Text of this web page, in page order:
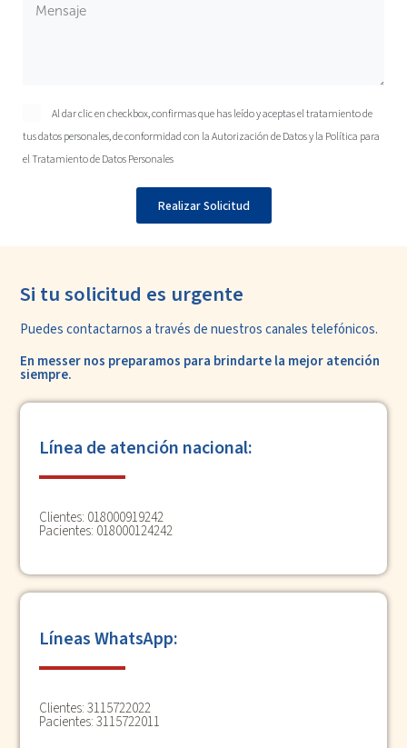
Al dar clic en checkbox, confirmas que has leído y aceptas el tratamiento de
tus datos personales, de conformidad con laAutorización de Datosy la Política para
el Tratamiento de Datos Personales
Realizar Solicitud
Si tu solicitud es urgente
Puedes contactarnos a través de nuestroscanales telefónicos.
En messer nos preparamos para brindarte la mejor atención
siempre.
Línea de atención nacional:
Clientes: 018000919242
Pacientes: 018000124242
Líneas WhatsApp:
Clientes:3115722022
Pacientes:3115722011